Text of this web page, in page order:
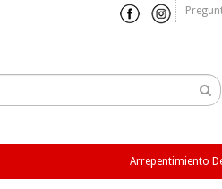
Arrepentimiento